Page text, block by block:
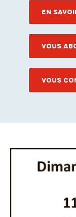
EN
VOUS
VOUS